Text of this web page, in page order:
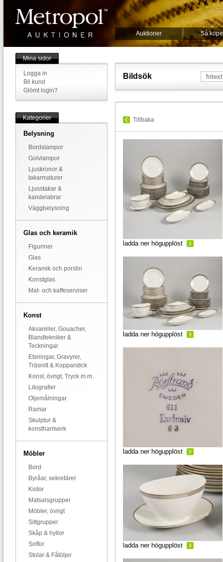
Auktioner Så
Mina sidor
Logga in
Bli kund
Glömt login?
Kategorier
Belysning
Bordslampor
Golvlampor
Ljuskronor &
takarmaturer
Ljusstakar &
kandelabrar
Väggbelysning
Glas och keramik
Figuriner
Glas
Keramik och porslin
Konstglas
Mat- och kaffeserviser
Konst
Akvareller, Gouacher,
Blandtekniker &
Teckningar
Etsningar, Gravyrer,
Träsnitt & Kopparstick
Konst, övrigt, Tryck m.m.
Litografier
Oljemålningar
Ramar
Skulptur &
konsthantverk
Möbler
Bord
Byråar, sekretärer
Kistor
Matsalsgrupper
Möbler, övrigt
Sittgrupper
Skåp & hyllor
Soffor
Stolar & Fåtöljer
Bildsök
Tillbaka
ladda ner högupplöst
ladda ner högupplöst
ladda ner högupplöst
ladda ner högupplöst